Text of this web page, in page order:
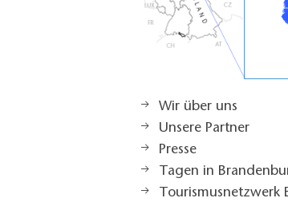
Wir über uns
Unsere Partner
Presse
Tagen in
Tourismusnetzwerk